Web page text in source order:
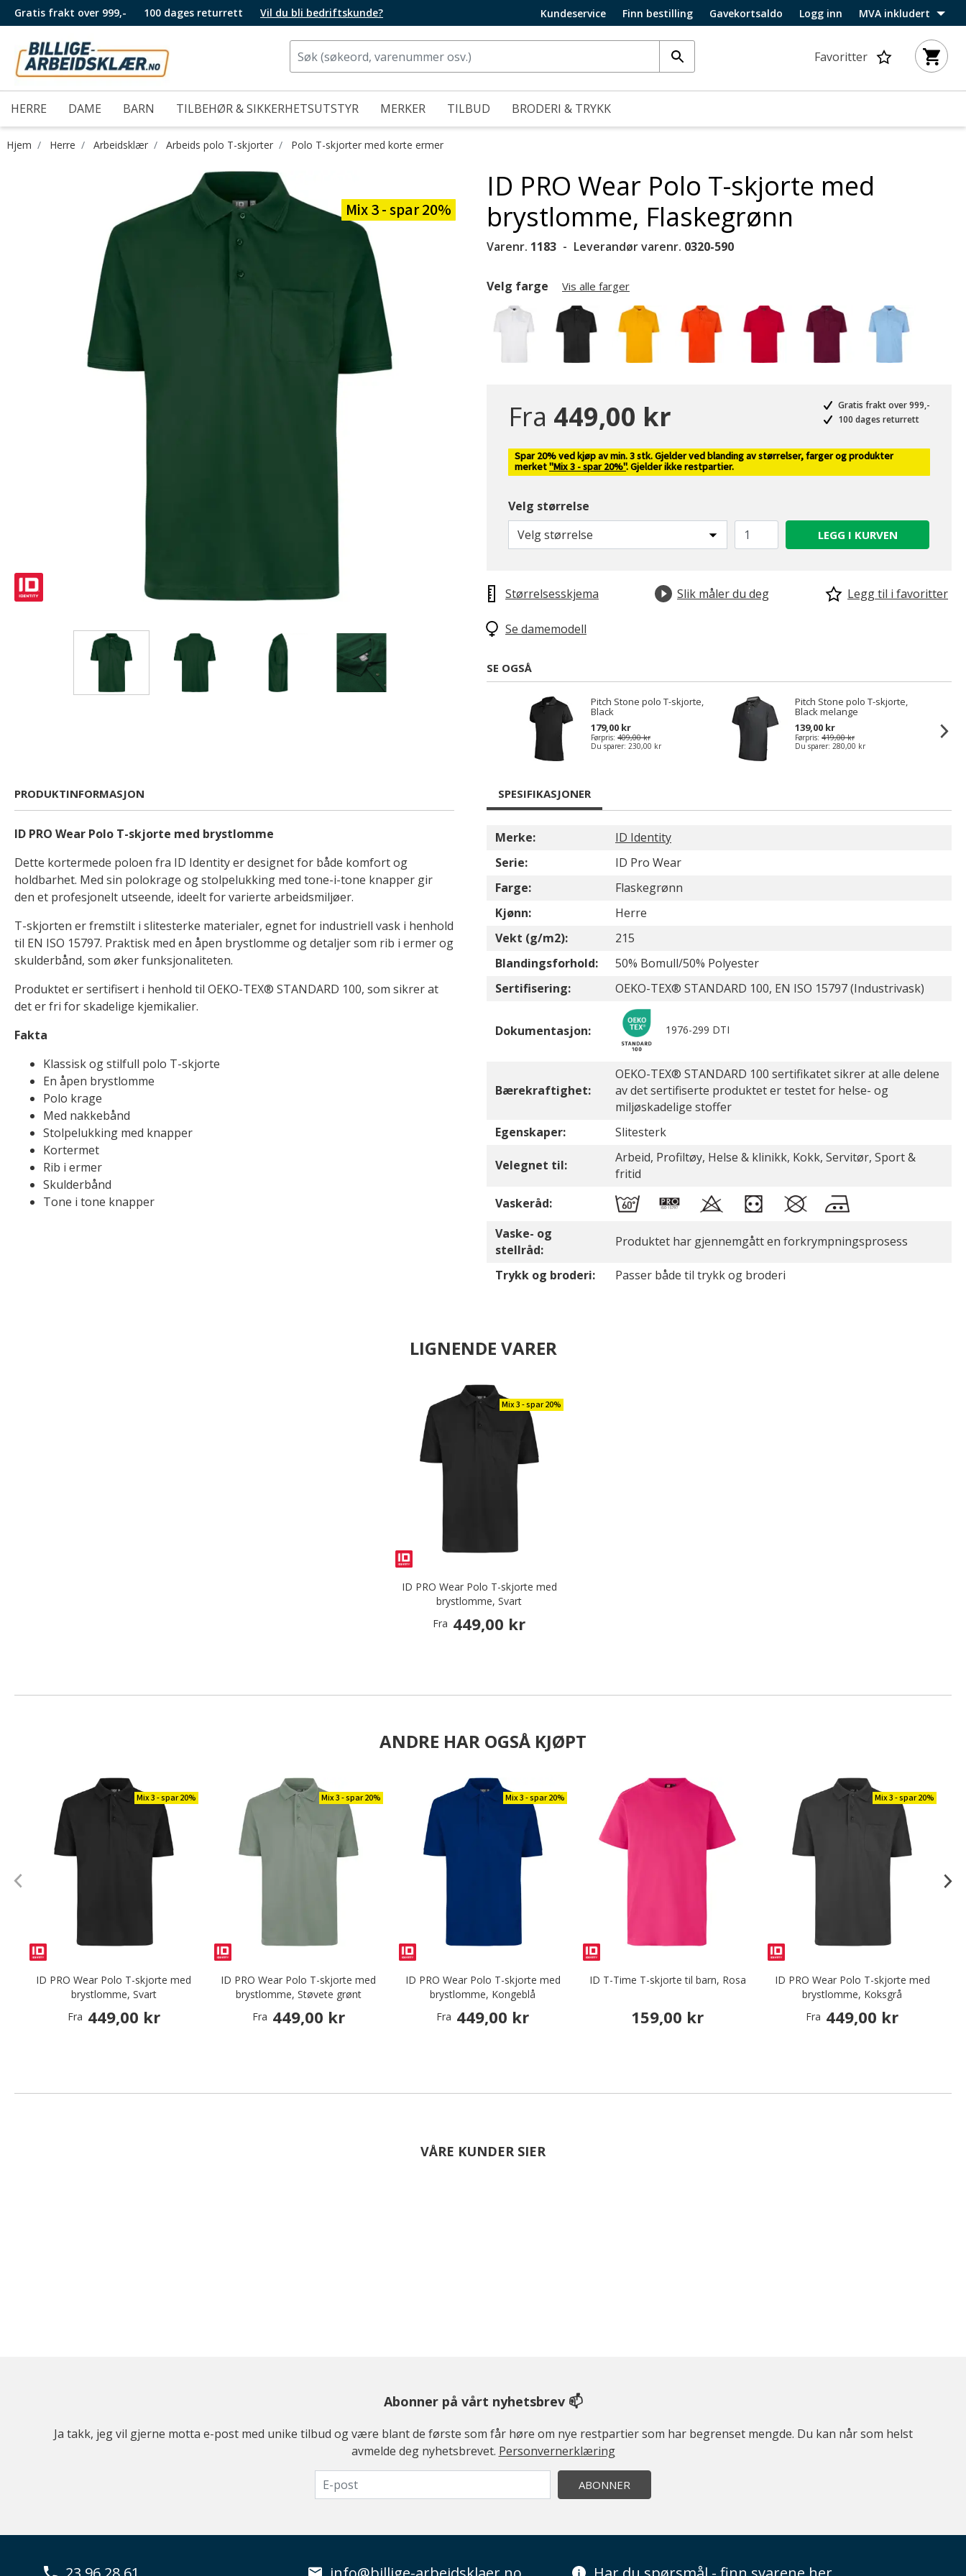
Gratis frakt over 999,- 100 dages returrett Vil du bli bedriftskunde? Kundeservice Finn bestilling Gavekortsaldo Logg inn MVA inkludert
Favoritter
HERRE DAME BARN TILBEHØR & SIKKERHETSUTSTYR MERKER TILBUD BRODERI & TRYKK
Hjem Herre Arbeidsklær Arbeids polo T-skjorter Polo T-skjorter med korte ermer
Mix 3 - spar 20%
ID PRO Wear Polo T-skjorte med
brystlomme, Flaskegrønn
Varenr. 1183 Leverandør varenr. 0320-590
Velg farge Vis alle farger
valgte
Fra 449,00 kr
Gratis frakt over 999,-
100 dages returrett
Spar 20% ved kjøp av min. 3 stk. Gjelder ved blanding av størrelser, farger og produkter
merket"Mix 3 - spar 20%". Gjelder ikke restpartier.
Velg størrelse
Velg størrelse
LEGG I KURVEN
Størrelsesskjema Slik måler du deg Legg til i favoritter
Se damemodell
SE OGSÅ
Pitch Stone polo T-skjorte,
Black
179,00 kr
Førpris: 409,00 kr
Du sparer: 230,00 kr
Pitch Stone polo T-skjorte,
Black melange
139,00 kr
Førpris: 419,00 kr
Du sparer: 280,00 kr
PRODUKTINFORMASJON
ID PRO Wear Polo T-skjorte med brystlomme
Dette kortermede poloen fra ID Identity er designet for både komfort og
holdbarhet. Med sin polokrage og stolpelukking med tone-i-tone knapper gir
den et profesjonelt utseende, ideelt for varierte arbeidsmiljøer.
T-skjorten er fremstilt i slitesterke materialer, egnet for industriell vask i henhold
til EN ISO 15797. Praktisk med en åpen brystlomme og detaljer som rib i ermer og
skulderbånd, som øker funksjonaliteten.
Produktet er sertifisert i henhold til OEKO-TEX® STANDARD 100, som sikrer at
det er fri for skadelige kjemikalier.
Fakta
Klassisk og stilfull polo T-skjorte
En åpen brystlomme
Polo krage
Med nakkebånd
Stolpelukking med knapper
Kortermet
Rib i ermer
Skulderbånd
Tone i tone knapper
SPESIFIKASJONER
Merke:
ID Identity
Serie:
ID Pro Wear
Farge:
Flaskegrønn
Kjønn:
Herre
Vekt (g/m2):
215
Blandingsforhold:
50% Bomull/50% Polyester
Sertifisering:
OEKO-TEX® STANDARD 100, EN ISO 15797 (Industrivask)
Dokumentasjon: 1976-299 DTI
Bærekraftighet:
OEKO-TEX® STANDARD 100 sertifikatet sikrer at alle delene
av det sertifiserte produktet er testet for helse- og
miljøskadelige stoffer
Egenskaper:
Slitesterk
Velegnet til:
Arbeid, Profiltøy, Helse & klinikk, Kokk, Servitør, Sport &
fritid
Vaskeråd:
Vaske- og
stellråd:
Produktet har gjennemgått en forkrympningsprosess
Trykk og broderi: Passer både til trykk og broderi
LIGNENDE VARER
Mix 3 - spar 20%
ID PRO Wear Polo T-skjorte med
brystlomme, Svart
Fra 449,00 kr
ANDRE HAR OGSÅ KJØPT
Mix 3 - spar 20%
ID PRO Wear Polo T-skjorte med
brystlomme, Svart
Fra 449,00 kr
Mix 3 - spar 20%
ID PRO Wear Polo T-skjorte med
brystlomme, Støvete grønt
Fra 449,00 kr
Mix 3 - spar 20%
ID PRO Wear Polo T-skjorte med
brystlomme, Kongeblå
Fra 449,00 kr
ID T-Time T-skjorte til barn, Rosa
159,00 kr
Mix 3 - spar 20%
ID PRO Wear Polo T-skjorte med
brystlomme, Koksgrå
Fra 449,00 kr
VÅRE KUNDER SIER
Abonner på vårt nyhetsbrev 📫
Ja takk, jeg vil gjerne motta e-post med unike tilbud og være blant de første som får høre om nye restpartier som har begrenset mengde. Du kan når som helst
avmelde deg nyhetsbrevet. Personvernerklæring
ABONNER